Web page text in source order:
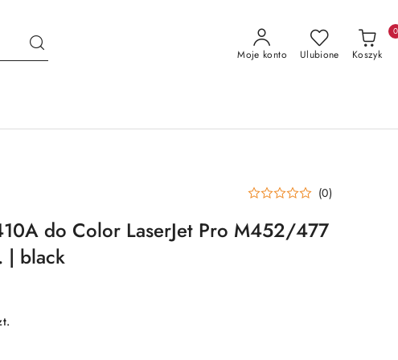
Moje konto Ulubione Koszyk
0
(0)
do Color LaserJet Pro M452/477
| black